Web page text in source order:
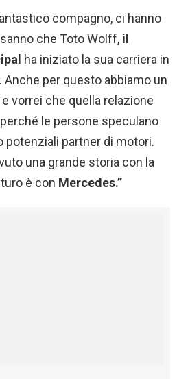
compagno, ci hanno
che Toto Wolff, il
ha iniziato la sua carriera in
Anche per questo abbiamo un
vorrei che quella relazione
le persone speculano
potenziali partner di motori.
una grande storia con la
è con Mercedes.”